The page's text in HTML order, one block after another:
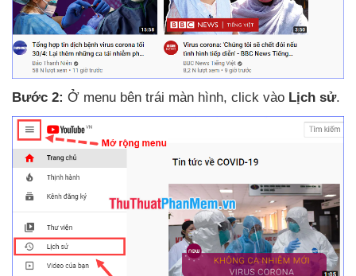
Bước 2: Ở menu bên trái màn hình, click vào Lịch sử.